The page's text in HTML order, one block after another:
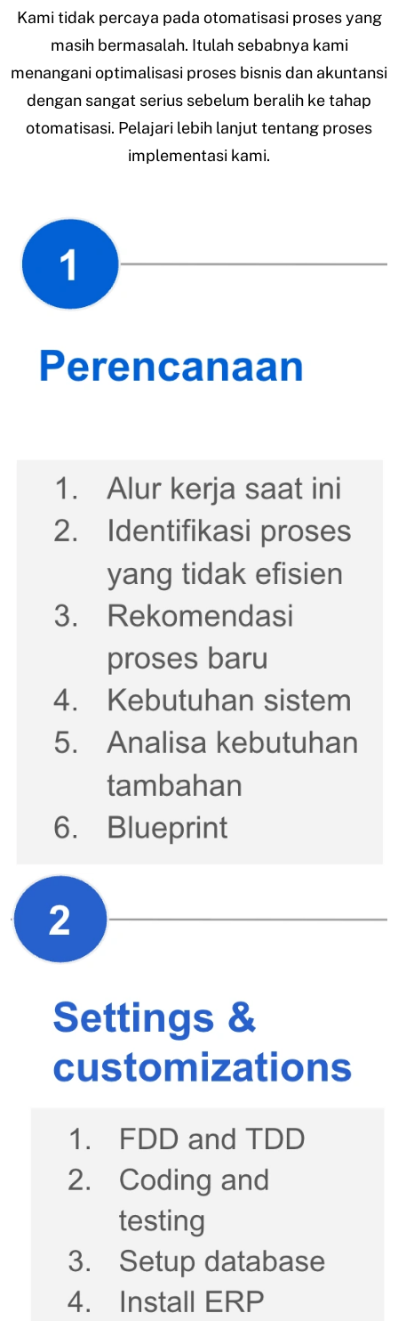
Kami tidak percaya pada otomatisasi proses yang
masih bermasalah. Itulah sebabnya kami
menangani optimalisasi proses bisnis dan akuntansi
dengan sangat serius sebelum beralih ke tahap
otomatisasi. Pelajari lebih lanjut tentang proses
implementasi kami.